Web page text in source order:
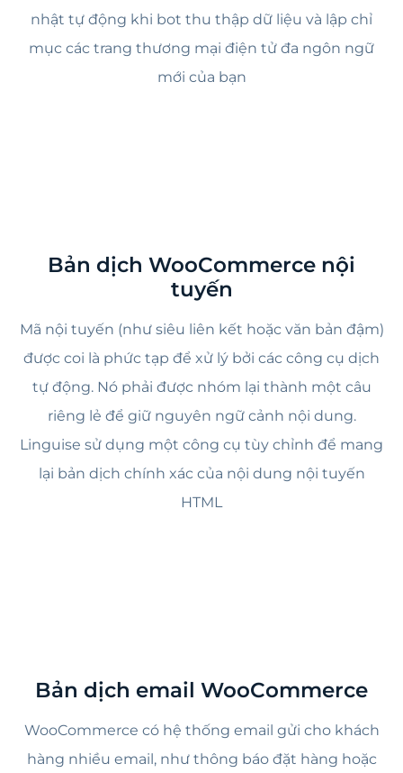
nhật tự động khi bot thu thập dữ liệu và lập chỉ
mục các trang thương mại điện tử đa ngôn ngữ
mới của bạn
Bản dịch WooCommerce nội
tuyến
Mã nội tuyến (như siêu liên kết hoặc văn bản đậm)
được coi là phức tạp để xử lý bởi các công cụ dịch
tự động. Nó phải được nhóm lại thành một câu
riêng lẻ để giữ nguyên ngữ cảnh nội dung.
Linguise sử dụng một công cụ tùy chỉnh để mang
lại bản dịch chính xác của nội dung nội tuyến
HTML
Bản dịch email WooCommerce
WooCommerce có hệ thống email gửi cho khách
hàng nhiều email, như thông báo đặt hàng hoặc